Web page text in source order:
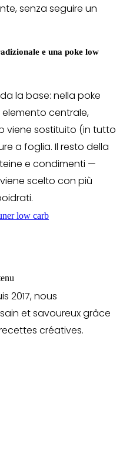
senza seguire un
e una poke low
la base: nella poke
centrale,
viene sostituito (in tutto
a foglia. Il resto della
e condimenti —
scelto con più
low carb
2017, nous
et savoureux grâce
créatives.